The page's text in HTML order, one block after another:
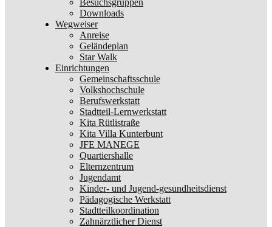
Besuchsgruppen
Downloads
Wegweiser
Anreise
Geländeplan
Star Walk
Einrichtungen
Gemeinschaftsschule
Volkshochschule
Berufswerkstatt
Stadtteil-Lernwerkstatt
Kita Rütlistraße
Kita Villa Kunterbunt
JFE MANEGE
Quartiershalle
Elternzentrum
Jugendamt
Kinder- und Jugend-gesundheitsdienst
Pädagogische Werkstatt
Stadtteilkoordination
Zahnärztlicher Dienst